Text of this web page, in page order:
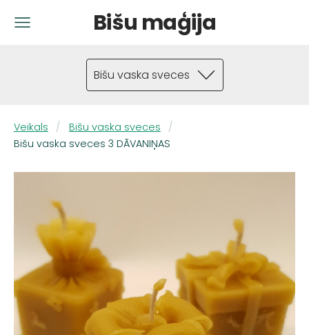
Bišu maģija
Bišu vaska sveces
Veikals
Bišu vaska sveces
Bišu vaska sveces 3 DĀVANIŅAS